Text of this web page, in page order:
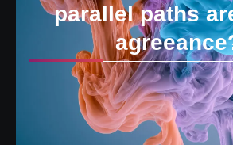
parallel paths